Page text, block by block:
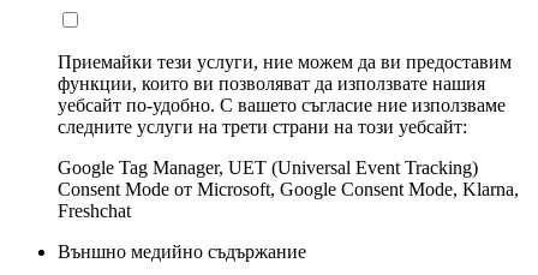
Приемайки тези услуги, ние можем да ви предоставим
функции, които ви позволяват да използвате нашия
уебсайт по-удобно. С вашето съгласие ние използваме
следните услуги на трети страни на този уебсайт:
Google Tag Manager, UET (Universal Event Tracking)
Consent Mode от Microsoft, Google Consent Mode, Klarna,
Freshchat
Външно медийно съдържание